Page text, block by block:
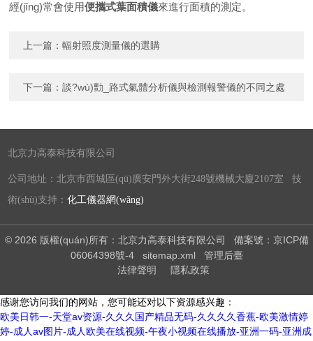
經(jīng)常會使用便攜式葉面積儀來進行面積的測定。
上一篇：輻射照度測量儀的選購
下一篇：談?wù)勯_路式氣體分析儀與檢測報警儀的不同之處
北京力高泰科技有限公司
公司地址：北京市西城區(qū)廣安門外大街248號機械大廈2107室 技
術(shù)支持：化工儀器網(wǎng)
© 2026 版權(quán)所有：北京力高泰科技有限公司 備案號：京ICP備
06064398號-4
sitemap.xml
管理后臺
法律聲明
隱私政策
感谢您访问我们的网站，您可能还对以下资源感兴趣：
欧美日韩一-天堂av资源-久久久国产精品无码-久久久久香蕉-欧美激情婷
婷-成人av图片-成人欧美在线视频-午夜小视频在线播放-亚洲一码-亚洲成